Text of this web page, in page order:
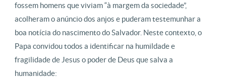
fossem homens que viviam “à margem da sociedade”,
acolheram o anúncio dos anjos e puderam testemunhar a
boa notícia do nascimento do Salvador. Neste contexto, o
Papa convidou todos a identificar na humildade e
fragilidade de Jesus o poder de Deus que salva a
humanidade: